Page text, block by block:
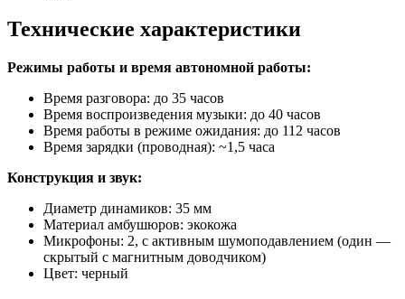
Технические характеристики
Режимы работы и время автономной работы:
Время разговора: до 35 часов
Время воспроизведения музыки: до 40 часов
Время работы в режиме ожидания: до 112 часов
Время зарядки (проводная): ~1,5 часа
Конструкция и звук:
Диаметр динамиков: 35 мм
Материал амбушюров: экокожа
Микрофоны: 2, с активным шумоподавлением (один —
скрытый с магнитным доводчиком)
Цвет: черный